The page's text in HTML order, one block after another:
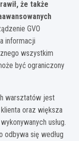
że także
GVO
informacji
wszystkim
być ograniczony
warsztatów jest
oraz większa
usług.
odbywa się według